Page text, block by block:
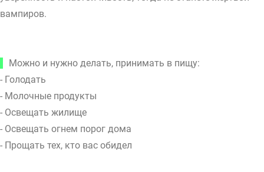
вампиров.
Можно и нужно делать, принимать в пищу:
- Голодать
- Молочные продукты
- Освещать жилище
- Освещать огнем порог дома
- Прощать тех, кто вас обидел